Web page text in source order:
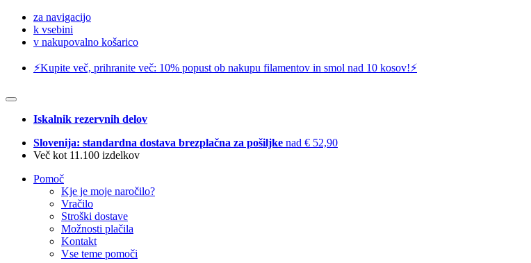
za navigacijo
k vsebini
v nakupovalno košarico
⚡️Kupite več, prihranite več: 10% popust ob nakupu filamentov in smol nad 10 kosov!⚡️
Iskalnik rezervnih delov
Slovenija: standardna dostava brezplačna za pošiljke nad € 52,90
Več kot 11.100 izdelkov
Pomoč
Kje je moje naročilo?
Vračilo
Stroški dostave
Možnosti plačila
Kontakt
Vse teme pomoči